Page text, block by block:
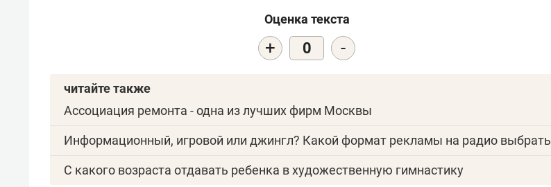
Оценка текста
+ 0 -
читайте также
Ассоциация ремонта - одна из лучших фирм Москвы
Информационный, игровой или джингл? Какой формат рекламы на радио выбрать
С какого возраста отдавать ребенка в художественную гимнастику